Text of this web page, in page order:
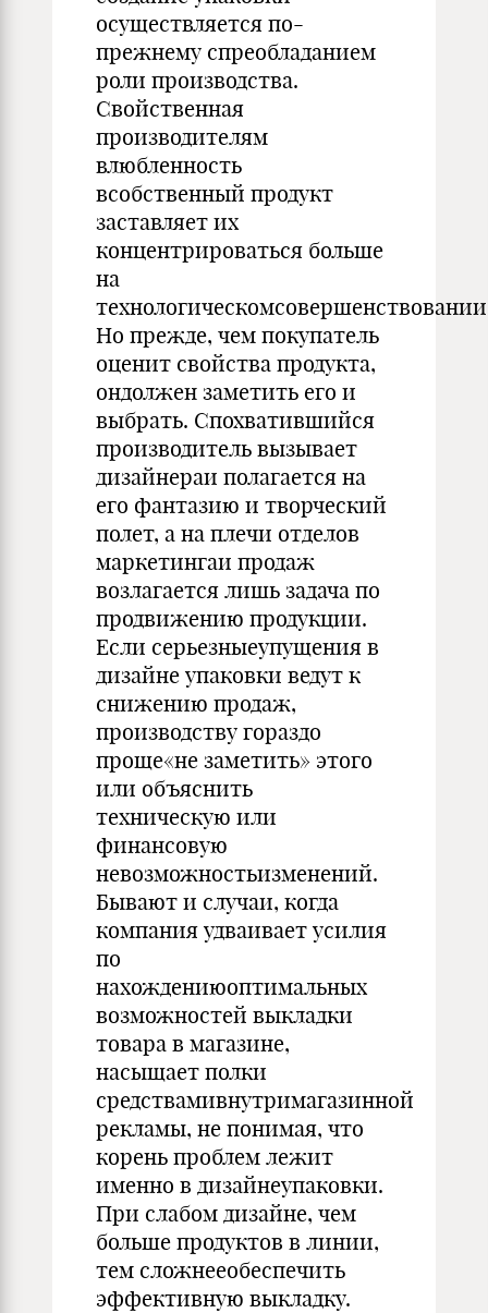
осуществляется по-
прежнему спреобладанием
роли производства.
Свойственная
производителям
влюбленность
всобственный продукт
заставляет их
концентрироваться больше
на
Но прежде, чем покупатель
оценит свойства продукта,
ондолжен заметить его и
выбрать. Спохватившийся
производитель вызывает
дизайнераи полагается на
его фантазию и творческий
полет, а на плечи отделов
маркетингаи продаж
возлагается лишь задача по
продвижению продукции.
Если серьезныеупущения в
дизайне упаковки ведут к
снижению продаж,
производству гораздо
проще«не заметить» этого
или объяснить
техническую или
финансовую
невозможностьизменений.
Бывают и случаи, когда
компания удваивает усилия
по
нахождениюоптимальных
возможностей выкладки
товара в магазине,
насыщает полки
средствамивнутримагазинной
рекламы, не понимая, что
корень проблем лежит
именно в дизайнеупаковки.
При слабом дизайне, чем
больше продуктов в линии,
тем сложнееобеспечить
эффективную выкладку.